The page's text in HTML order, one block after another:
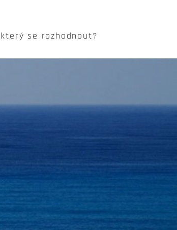
se rozhodnout?